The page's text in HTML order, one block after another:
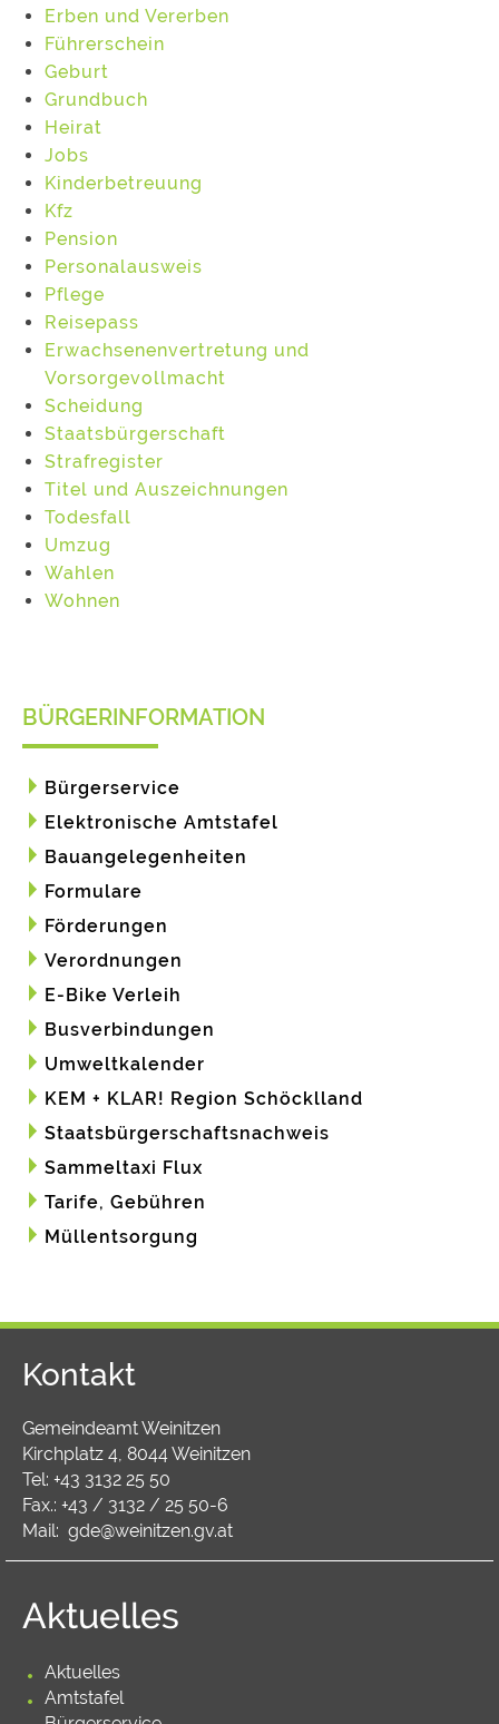
Erben und Vererben
Führerschein
Geburt
Grundbuch
Heirat
Jobs
Kinderbetreuung
Kfz
Pension
Personalausweis
Pflege
Reisepass
Erwachsenenvertretung und
Vorsorgevollmacht
Scheidung
Staatsbürgerschaft
Strafregister
Titel und Auszeichnungen
Todesfall
Umzug
Wahlen
Wohnen
BÜRGERINFORMATION
Bürgerservice
Elektronische Amtstafel
Bauangelegenheiten
Formulare
Förderungen
Verordnungen
E-Bike Verleih
Busverbindungen
Umweltkalender
KEM + KLAR! Region Schöcklland
Staatsbürgerschaftsnachweis
Sammeltaxi Flux
Tarife, Gebühren
Müllentsorgung
Kontakt
Gemeindeamt Weinitzen
Kirchplatz 4, 8044 Weinitzen
Tel: +43 3132 25 50
Fax.: +43 / 3132 / 25 50-6
Mail: gde@weinitzen.gv.at
Aktuelles
Aktuelles
Amtstafel